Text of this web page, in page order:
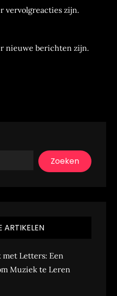
vervolgreacties zijn.
nieuwe berichten zijn.
Zoeken
ARTIKELEN
Letters: Een
Muziek te Leren